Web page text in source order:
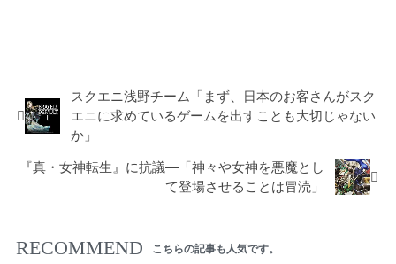
スクエニ浅野チーム「まず、日本のお客さんがスク
エニに求めているゲームを出すことも大切じゃない
か」
『真・女神転生』に抗議―「神々や女神を悪魔とし
て登場させることは冒涜」
RECOMMEND こちらの記事も人気です。